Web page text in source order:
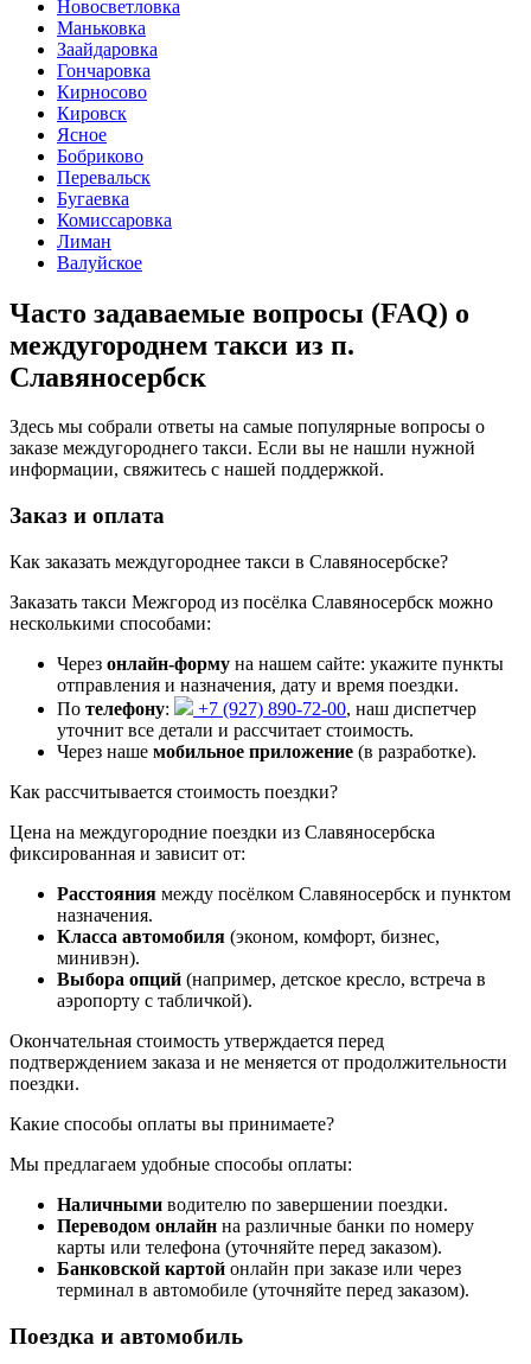
Новосветловка
Маньковка
Заайдаровка
Гончаровка
Кирносово
Кировск
Ясное
Бобриково
Перевальск
Бугаевка
Комиссаровка
Лиман
Валуйское
Часто задаваемые вопросы (FAQ) о
междугороднем такси из п.
Славяносербск
Здесь мы собрали ответы на самые популярные вопросы о
заказе междугороднего такси. Если вы не нашли нужной
информации, свяжитесь с нашей поддержкой.
Заказ и оплата
Как заказать междугороднее такси в Славяносербске?
Заказать такси Межгород из посёлка Славяносербск можно
несколькими способами:
Через онлайн-форму на нашем сайте: укажите пункты
отправления и назначения, дату и время поездки.
По телефону: +7 (927) 890-72-00, наш диспетчер
уточнит все детали и рассчитает стоимость.
Через наше мобильное приложение (в разработке).
Как рассчитывается стоимость поездки?
Цена на междугородние поездки из Славяносербска
фиксированная и зависит от:
Расстояния между посёлком Славяносербск и пунктом
назначения.
Класса автомобиля (эконом, комфорт, бизнес,
минивэн).
Выбора опций (например, детское кресло, встреча в
аэропорту с табличкой).
Окончательная стоимость утверждается перед
подтверждением заказа и не меняется от продолжительности
поездки.
Какие способы оплаты вы принимаете?
Мы предлагаем удобные способы оплаты:
Наличными водителю по завершении поездки.
Переводом онлайн на различные банки по номеру
карты или телефона (уточняйте перед заказом).
Банковской картой онлайн при заказе или через
терминал в автомобиле (уточняйте перед заказом).
Поездка и автомобиль